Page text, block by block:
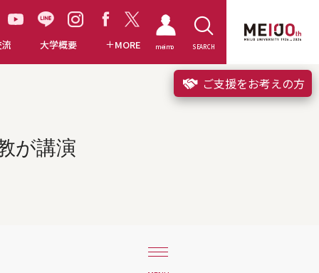
大学概要 MORE meimo SEARCH
ご支援をお考えの方
が講演